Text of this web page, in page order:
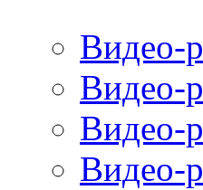
Видео-
Видео-
Видео-
Видео-